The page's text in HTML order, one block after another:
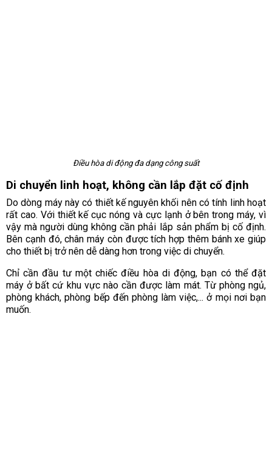
Điều hòa di động đa dạng công suất
Di chuyển linh hoạt, không cần lắp đặt cố định
Do dòng máy này có thiết kế nguyên khối nên có tính linh hoạt
rất cao. Với thiết kế cục nóng và cực lạnh ở bên trong máy, vì
vậy mà người dùng không cần phải lắp sản phẩm bị cố định.
Bên cạnh đó, chân máy còn được tích hợp thêm bánh xe giúp
cho thiết bị trở nên dễ dàng hơn trong việc di chuyển.
Chỉ cần đầu tư một chiếc điều hòa di động, bạn có thể đặt
máy ở bất cứ khu vực nào cần được làm mát. Từ phòng ngủ,
phòng khách, phòng bếp đến phòng làm việc,... ở mọi nơi bạn
muốn.